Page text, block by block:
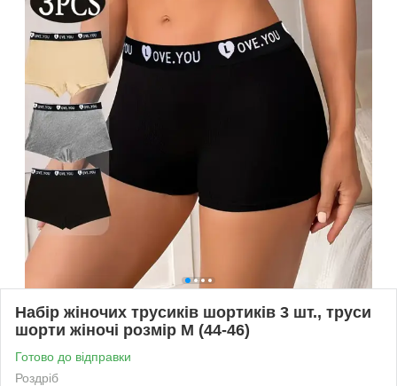
Набір жіночих трусиків шортиків 3 шт., труси
шорти жіночі розмір M (44-46)
Готово до відправки
Роздріб